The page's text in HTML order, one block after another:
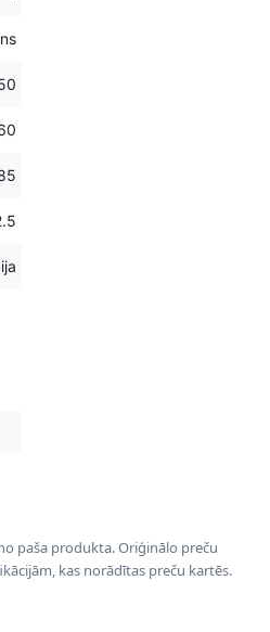
paša produkta. Oriģinālo preču
kas norādītas preču kartēs.